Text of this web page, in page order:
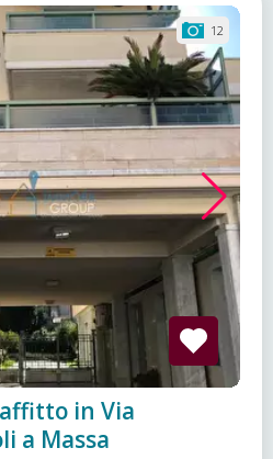
12
in Via
a Massa